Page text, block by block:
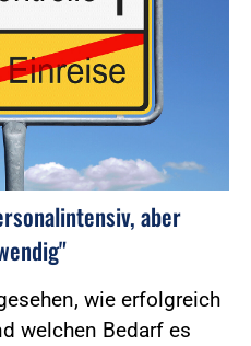
aber
wie erfolgreich
welchen Bedarf es